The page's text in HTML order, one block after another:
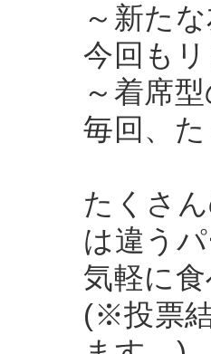
～新た
今回も
～着席
毎回、
たくさ
は違う
気軽に
(※投票